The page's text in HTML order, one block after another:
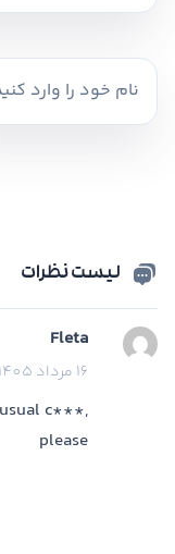
لیست نظرات
Fleta
16 مرداد 1405
c***,
please